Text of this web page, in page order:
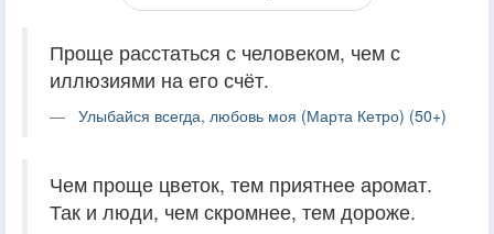
Проще расстаться с человеком, чем с
иллюзиями на его счёт.
Улыбайся всегда, любовь моя (Марта Кетро) (50+)
Чем проще цветок, тем приятнее аромат.
Так и люди, чем скромнее, тем дороже.